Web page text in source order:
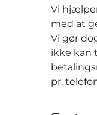
Vi
med at
Vi gør
ikke kan
pr.